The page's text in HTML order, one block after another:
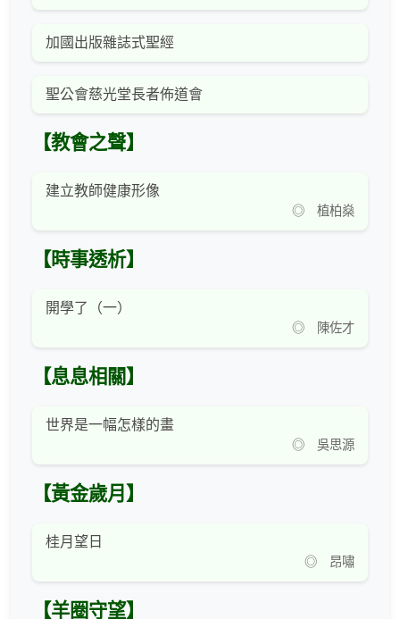
加國出版雜誌式聖經
聖公會慈光堂長者佈道會
【教會之聲】
建立教師健康形像
◎ 植柏燊
【時事透析】
開學了（一）
◎ 陳佐才
【息息相關】
世界是一幅怎樣的畫
◎ 吳思源
【黃金歲月】
桂月望日
◎ 昂嘯
【羊圈守望】